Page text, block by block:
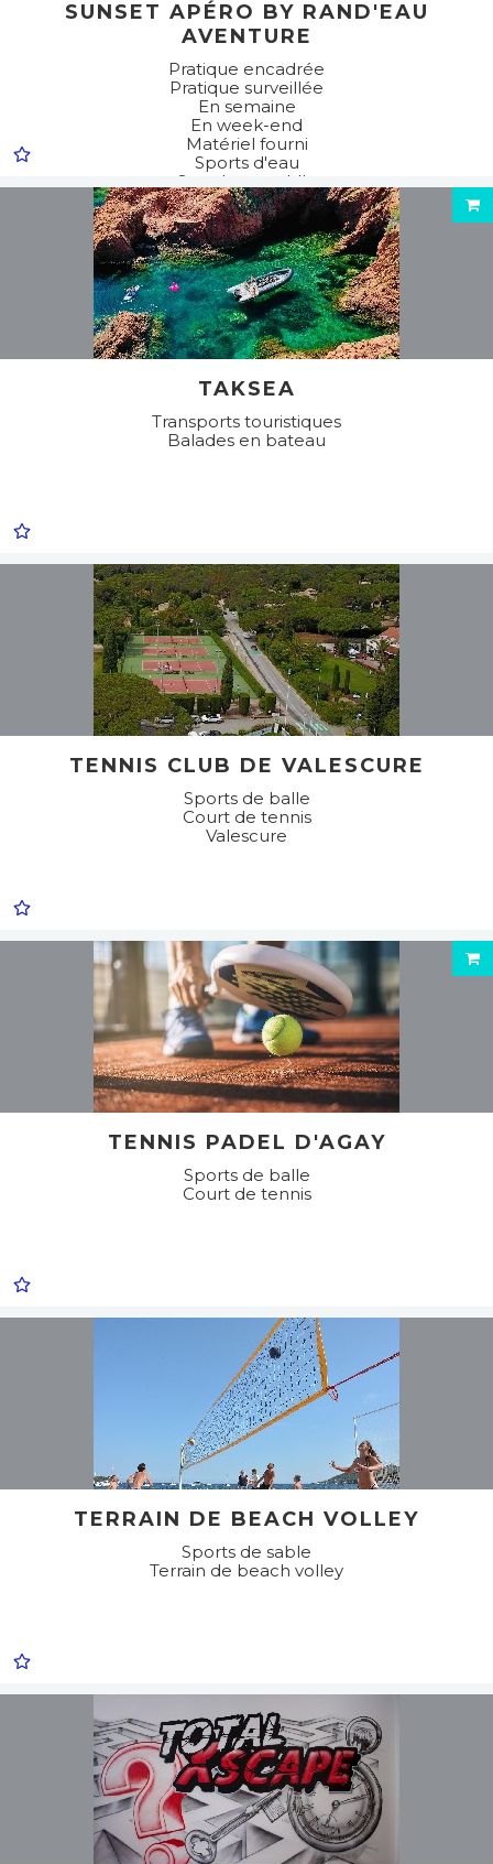
SUNSET APÉRO BY RAND'EAU
AVENTURE
Pratique encadrée
Pratique surveillée
En semaine
En week-end
Matériel fourni
Sports d'eau
Stand up paddle
TAKSEA
Transports touristiques
Balades en bateau
TENNIS CLUB DE VALESCURE
Sports de balle
Court de tennis
Valescure
TENNIS PADEL D'AGAY
Sports de balle
Court de tennis
TERRAIN DE BEACH VOLLEY
Sports de sable
Terrain de beach volley